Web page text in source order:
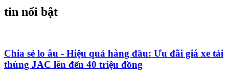
tin nổi bật
Chia sẻ lo âu - Hiệu quả hàng đầu: Ưu đãi giá xe tải
thùng JAC lên đến 40 triệu đồng